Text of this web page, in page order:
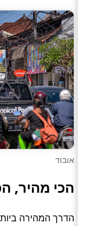
אובוד
הכי מהיר,
הדרך המהירה